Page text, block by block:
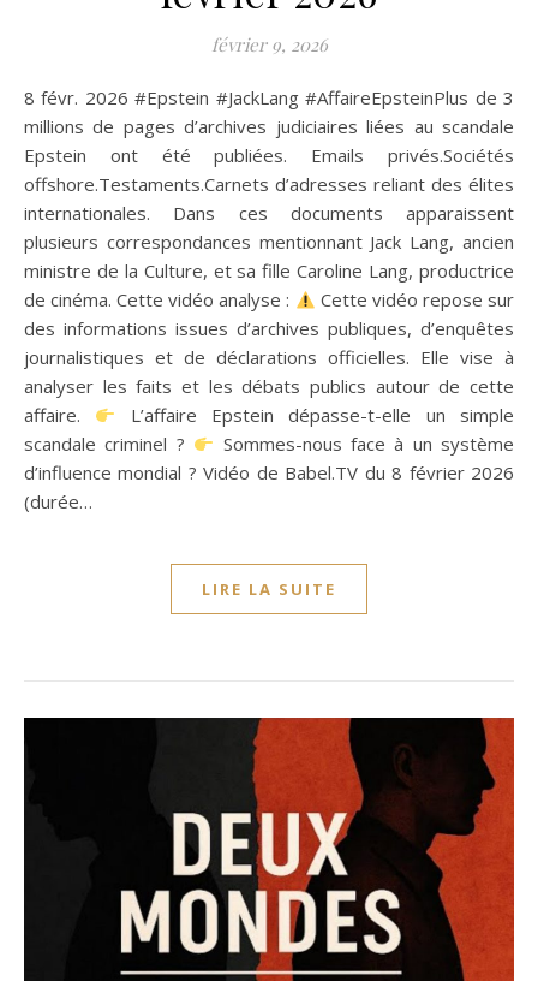
février 9, 2026
8 févr. 2026 #Epstein #JackLang #AffaireEpsteinPlus de 3
millions de pages d’archives judiciaires liées au scandale
Epstein ont été publiées. Emails privés.Sociétés
offshore.Testaments.Carnets d’adresses reliant des élites
internationales. Dans ces documents apparaissent
plusieurs correspondances mentionnant Jack Lang, ancien
ministre de la Culture, et sa fille Caroline Lang, productrice
de cinéma. Cette vidéo analyse :
Cette vidéo repose sur
des informations issues d’archives publiques, d’enquêtes
journalistiques et de déclarations officielles. Elle vise à
analyser les faits et les débats publics autour de cette
affaire.
L’affaire Epstein dépasse-t-elle un simple
scandale criminel ?
Sommes-nous face à un système
d’influence mondial ? Vidéo de Babel.TV du 8 février 2026
(durée…
LIRE LA SUITE